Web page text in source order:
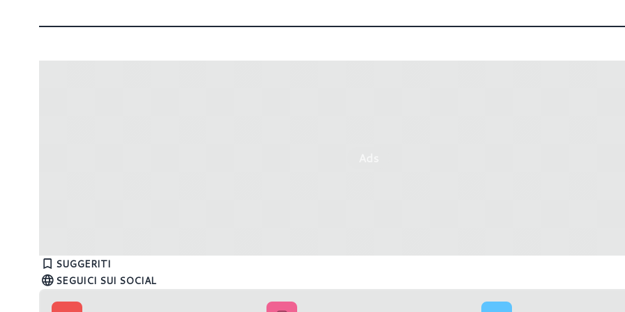
SUGGERITI
annuncia due nuove versioni custom
SLIM MLG
XT in versione DUAL e
SEGUICI SUI SOCIAL